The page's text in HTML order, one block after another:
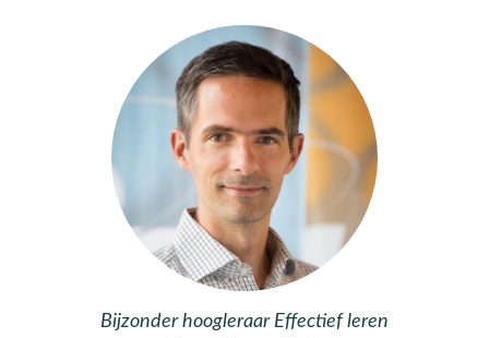
Bijzonder hoogleraar Effectief leren